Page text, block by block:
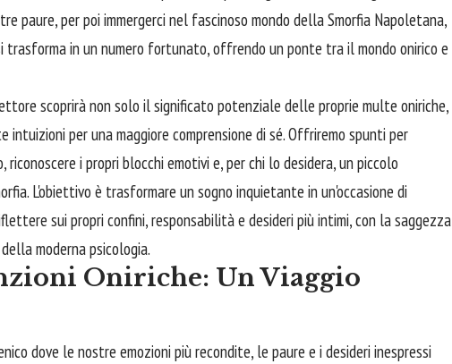
paure, per poi immergerci nel fascinoso mondo della Smorfia Napoletana,
trasforma in un numero fortunato, offrendo un ponte tra il mondo onirico e
scoprirà non solo il significato potenziale delle proprie multe oniriche,
intuizioni per una maggiore comprensione di sé. Offriremo spunti per
i propri blocchi emotivi e, per chi lo desidera, un piccolo
L'obiettivo è trasformare un sogno inquietante in un'occasione di
sui propri confini, responsabilità e desideri più intimi, con la saggezza
moderna psicologia.
Oniriche: Un Viaggio
dove le nostre emozioni più recondite, le paure e i desideri inespressi